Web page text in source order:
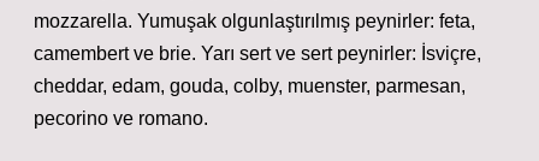
mozzarella. Yumuşak olgunlaştırılmış peynirler: feta,
camembert ve brie. Yarı sert ve sert peynirler: İsviçre,
cheddar, edam, gouda, colby, muenster, parmesan,
pecorino ve romano.